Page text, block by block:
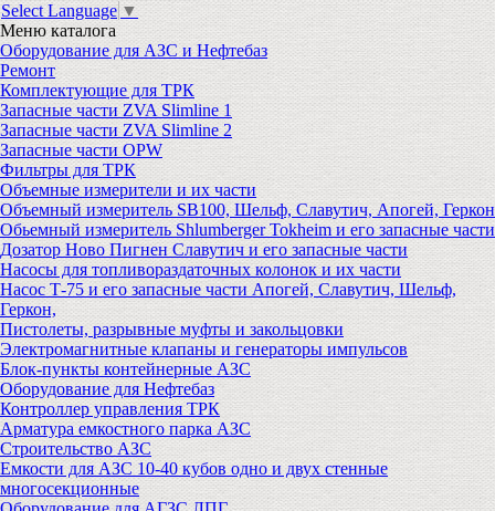
Select Language ▼
Менюкаталога
Оборудование для АЗС и Нефтебаз
Ремонт
Комплектующие для ТРК
Запасные части ZVA Slimline 1
Запасные части ZVA Slimline 2
Запасные части OPW
Фильтры для ТРК
Объемные измерители и их части
Объемный измеритель SB100, Шельф, Славутич, Апогей, Геркон
Обьемный измеритель Shlumberger Tokheim и его запасные части
Дозатор Ново Пигнен Славутич и его запасные части
Насосы для топливораздаточных колонок и их части
Насос Т-75 и его запасные части Апогей, Славутич, Шельф,
Геркон,
Пистолеты, разрывные муфты и закольцовки
Электромагнитные клапаны и генераторы импульсов
Блок-пункты контейнерные АЗС
Оборудование для Нефтебаз
Контроллер управления ТРК
Арматура емкостного парка АЗС
Строительство АЗС
Емкости для АЗС 10-40 кубов одно и двух стенные
многосекционные